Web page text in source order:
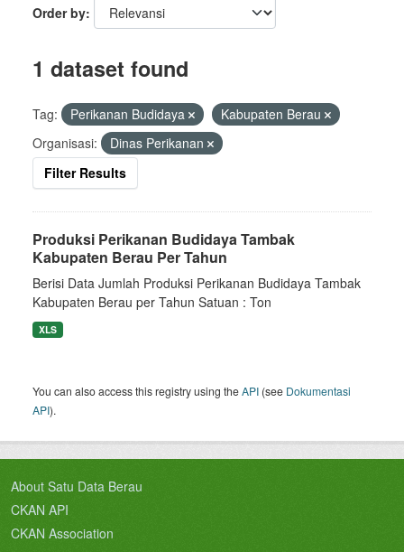
Order by
1 dataset found
Tag: Perikanan Budidaya
Kabupaten Berau
Organisasi:
Dinas Perikanan
Filter Results
Produksi Perikanan Budidaya Tambak
Kabupaten Berau Per Tahun
Berisi Data Jumlah Produksi Perikanan Budidaya Tambak
Kabupaten Berau per Tahun Satuan : Ton
XLS
You can also access this registry using theAPI (see Dokumentasi
API).
About Satu Data Berau
CKAN API
CKAN Association